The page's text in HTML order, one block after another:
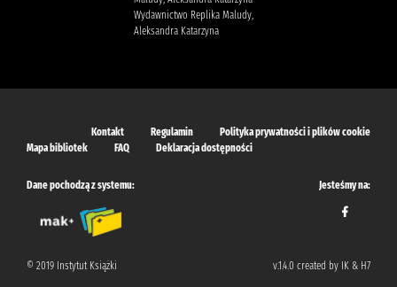
Wydawnictwo Replika Maludy,
Aleksandra Katarzyna
Kontakt Regulamin
Polityka prywatności i plików cookie
Mapa bibliotek
FAQ Deklaracja dostępności
Dane pochodzą z systemu: Jesteśmy na:
© 2019 Instytut Książki v.1.4.0 created by IK & H7